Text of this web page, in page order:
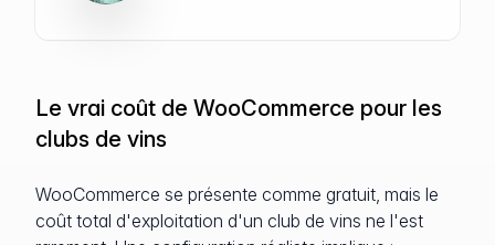
Le vrai coût de WooCommerce pour les
clubs de vins
WooCommerce se présente comme gratuit, mais le
coût total d'exploitation d'un club de vins ne l'est